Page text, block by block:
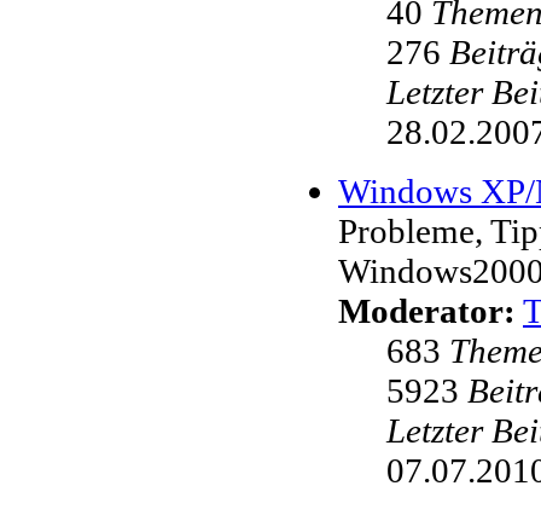
40
276
Letzter
Windows
Probleme,
Moderator:
683
5923
Letzter